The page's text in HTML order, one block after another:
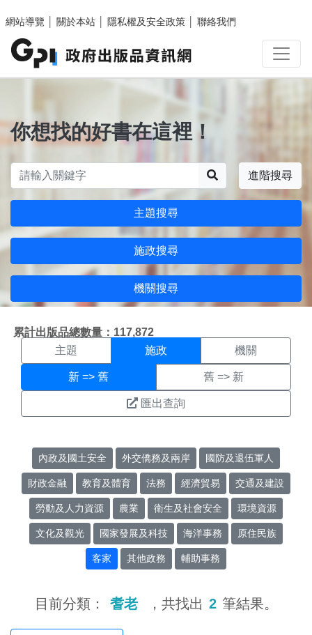
網站導覽
關於本站 隱私權及安全政策 聯絡我們
你想找的好書在這裡！
進階搜尋
主題搜尋
施政搜尋
機關搜尋
累計出版品總數量：117,872
施政搜尋結果頁面
主題 施政 機關
新 => 舊 舊 => 新
匯出查詢
內政及國土安全 外交僑務及兩岸 國防及退伍軍人
財政金融 教育及體育 法務 經濟貿易 交通及建設
勞動及人力資源 農業 衛生及社會安全 環境資源
文化及觀光 國家發展及科技 海洋事務 原住民族
客家 其他政務 輔助事務
目前分類： 耆老 ，共找出 2 筆結果。